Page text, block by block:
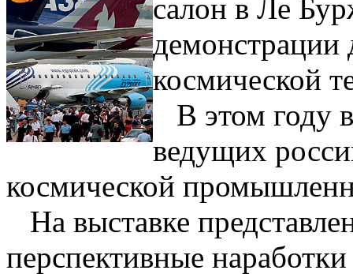
салон в Ле
демонстрации
космической
В этом году
ведущих
космической
На выставке
перспективные